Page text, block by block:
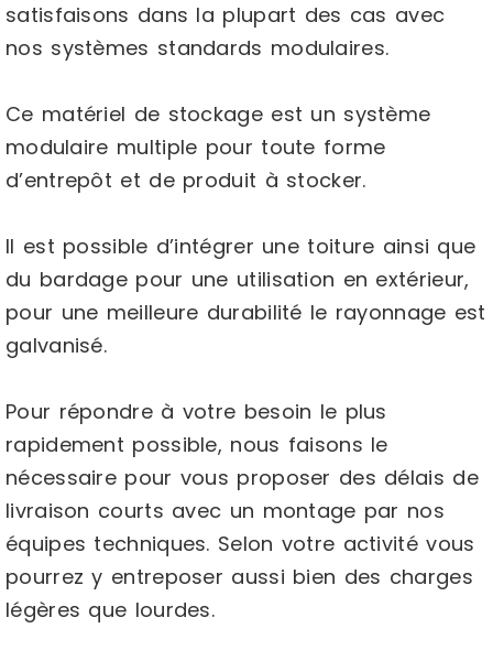
satisfaisons dans la plupart des cas avec
nos systèmes standards modulaires.
Ce matériel de stockage est un système
modulaire multiple pour toute forme
d’entrepôt et de produit à stocker.
Il est possible d’intégrer une toiture ainsi que
du bardage pour une utilisation en extérieur,
pour une meilleure durabilité le rayonnage est
galvanisé.
Pour répondre à votre besoin le plus
rapidement possible, nous faisons le
nécessaire pour vous proposer des délais de
livraison courts avec un montage par nos
équipes techniques. Selon votre activité vous
pourrez y entreposer aussi bien des charges
légères que lourdes.